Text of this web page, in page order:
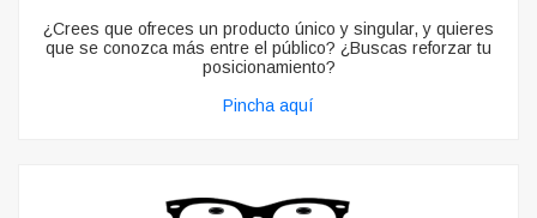
¿Crees que ofreces un producto único y singular, y quieres
que se conozca más entre el público? ¿Buscas reforzar tu
posicionamiento?
Pincha aquí